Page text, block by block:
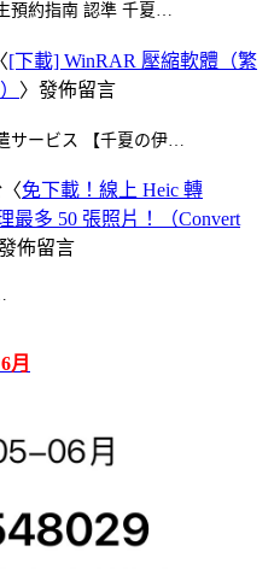
預約指南 認準 千夏…
[下載] WinRAR 壓縮軟體（繁
〉發佈留言
サービス 【千夏の伊…
免下載！線上 Heic 轉
最多 50 張照片！（Convert
佈留言
月